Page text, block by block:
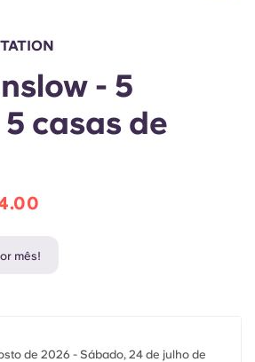
Chinese
Español
- 5
casas de
mês!
de 2026 - Sábado, 24 de julho de